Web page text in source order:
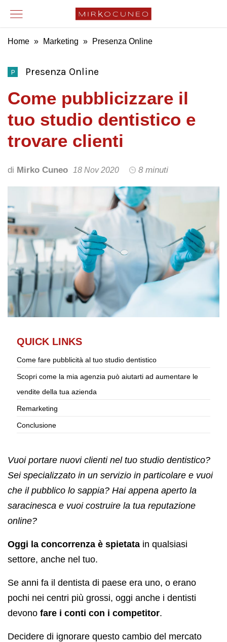
Home » Marketing » Presenza Online
P Presenza Online
Come pubblicizzare il
tuo studio dentistico e
trovare clienti
di Mirko Cuneo 18 Nov 2020 8 minuti
QUICK LINKS
Come fare pubblicità al tuo studio dentistico
Scopri come la mia agenzia può aiutarti ad aumentare le
vendite della tua azienda
Remarketing
Conclusione
Vuoi portare nuovi clienti nel tuo studio dentistico?
Sei specializzato in un servizio in particolare e vuoi
che il pubblico lo sappia? Hai appena aperto la
saracinesca e vuoi costruire la tua reputazione
online?
Oggi la concorrenza è spietata in qualsiasi
settore, anche nel tuo.
Se anni fa il dentista di paese era uno, o erano
pochi nei centri più grossi, oggi anche i dentisti
devono fare i conti con i competitor.
Decidere di ignorare questo cambio del mercato